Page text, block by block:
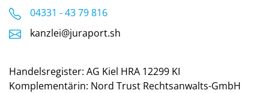
04331 - 43 79 816
kanzlei@juraport.sh
Handelsregister: AG Kiel HRA 12299 KI
Komplementärin: Nord Trust Rechtsanwalts-GmbH